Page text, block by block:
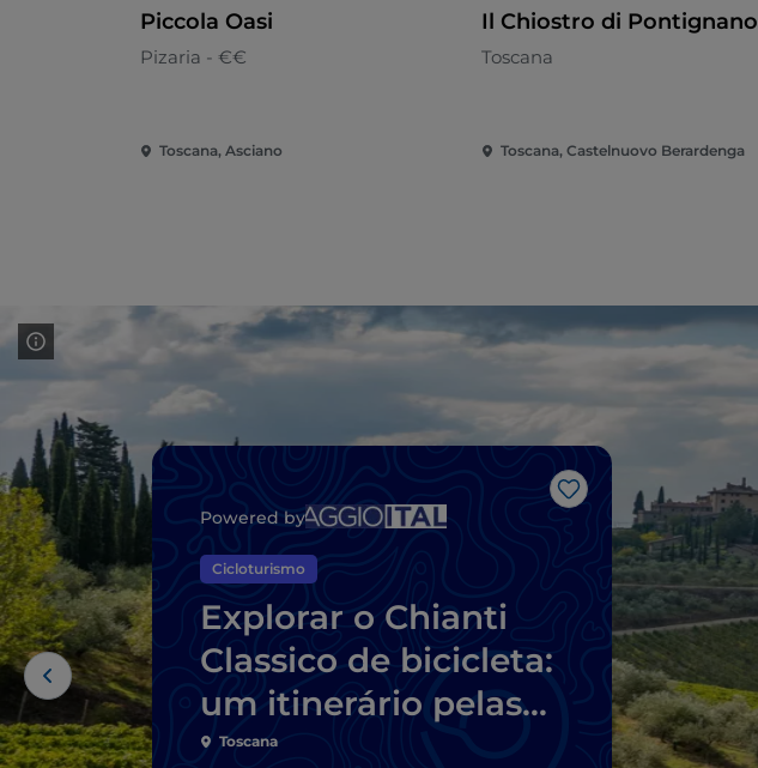
Piccola Oasi
Pizaria - €€
Toscana, Asciano
Il Chiostro di Pontignano
Toscana
Toscana, Castelnuovo Berardenga
Gosto
Powered by
Cicloturismo
Explorar o Chianti
Classico de bicicleta:
um itinerário pelas
adegas
Toscana